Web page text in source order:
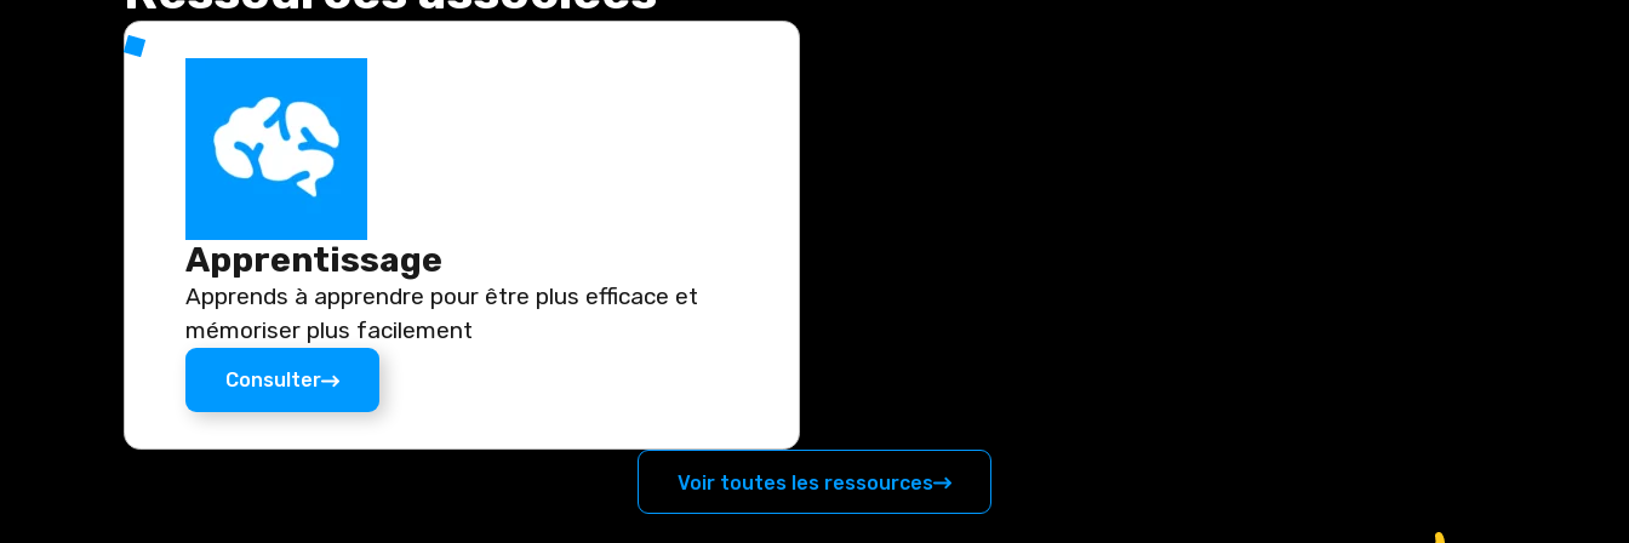
Apprentissage
Apprends à apprendre pour être plus efficace et
mémoriser plus facilement
Consulter
Voir toutes les ressources